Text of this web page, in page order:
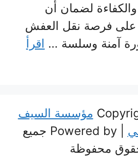
والكفاءة لضمان أن
على فرصة نقل العفش
آمنة وسلسة … اقرأ
مؤسسة السيف
| Powered by جميع
محفوظة